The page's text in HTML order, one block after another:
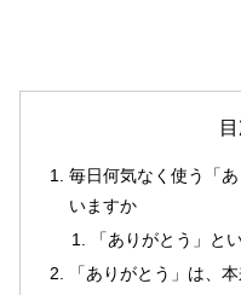
毎日何気なく使う「
いますか
「ありがとう」と
「ありがとう」は、